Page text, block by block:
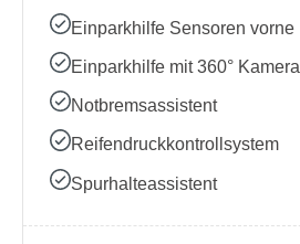
Einparkhilfe Sensoren vorne
Einparkhilfe mit 360° Kamera
Notbremsassistent
Reifendruckkontrollsystem
Spurhalteassistent